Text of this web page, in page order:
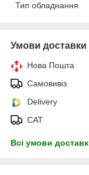
Тип обладнання
Умови доставки
Нова Пошта
Самовивіз
Delivery
САТ
Всі умови